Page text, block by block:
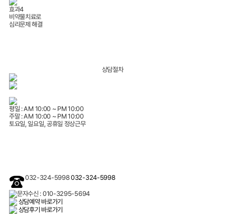
효과4
비약물치료로
심리문제 해결
상담절차
평일 : AM 10:00 ~ PM 10:00
주말 : AM 10:00 ~ PM 10:00
토요일, 일요일, 공휴일 정상근무
032-324-5998032-324-5998
문자수신 : 010-3295-5694
상담예약 바로가기
상담후기 바로가기